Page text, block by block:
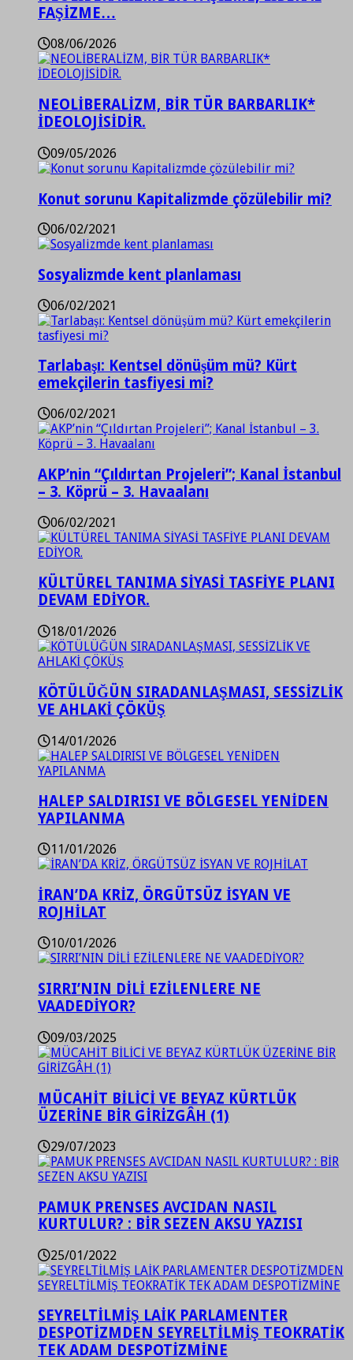
FAŞİZME…
08/06/2026
NEOLİBERALİZM, BİR TÜR BARBARLIK*
İDEOLOJİSİDİR.
09/05/2026
Konut sorunu Kapitalizmde çözülebilir mi?
06/02/2021
Sosyalizmde kent planlaması
06/02/2021
Tarlabaşı: Kentsel dönüşüm mü? Kürt
emekçilerin tasfiyesi mi?
06/02/2021
AKP’nin “Çıldırtan Projeleri”; Kanal İstanbul
– 3. Köprü – 3. Havaalanı
06/02/2021
KÜLTÜREL TANIMA SİYASİ TASFİYE PLANI
DEVAM EDİYOR.
18/01/2026
KÖTÜLÜĞÜN SIRADANLAŞMASI, SESSİZLİK
VE AHLAKİ ÇÖKÜŞ
14/01/2026
HALEP SALDIRISI VE BÖLGESEL YENİDEN
YAPILANMA
11/01/2026
İRAN’DA KRİZ, ÖRGÜTSÜZ İSYAN VE
ROJHİLAT
10/01/2026
SIRRI’NIN DİLİ EZİLENLERE NE
VAADEDİYOR?
09/03/2025
MÜCAHİT BİLİCİ VE BEYAZ KÜRTLÜK
ÜZERİNE BİR GİRİZGÂH (1)
29/07/2023
PAMUK PRENSES AVCIDAN NASIL
KURTULUR? : BİR SEZEN AKSU YAZISI
25/01/2022
SEYRELTİLMİŞ LAİK PARLAMENTER
DESPOTİZMDEN SEYRELTİLMİŞ TEOKRATİK
TEK ADAM DESPOTİZMİNE